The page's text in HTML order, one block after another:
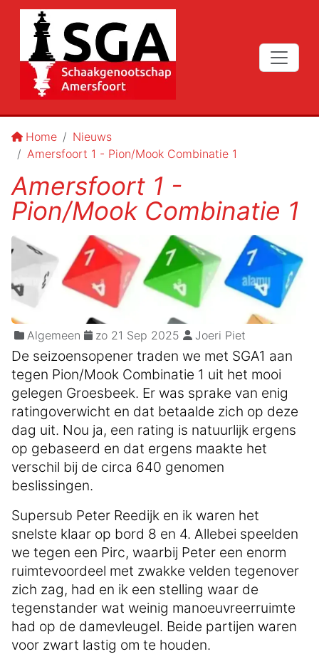
Home
Nieuws
Amersfoort 1 - Pion/Mook Combinatie 1
Amersfoort 1 -
Pion/Mook Combinatie 1
Algemeen zo 21 Sep 2025 Joeri Piet
De seizoensopener traden we met SGA1 aan
tegen Pion/Mook Combinatie 1 uit het mooi
gelegen Groesbeek. Er was sprake van enig
ratingoverwicht en dat betaalde zich op deze
dag uit. Nou ja, een rating is natuurlijk ergens
op gebaseerd en dat ergens maakte het
verschil bij de circa 640 genomen
beslissingen.
Supersub Peter Reedijk en ik waren het
snelste klaar op bord 8 en 4. Allebei speelden
we tegen een Pirc, waarbij Peter een enorm
ruimtevoordeel met zwakke velden tegenover
zich zag, had en ik een stelling waar de
tegenstander wat weinig manoeuvreerruimte
had op de damevleugel. Beide partijen waren
voor zwart lastig om te houden.